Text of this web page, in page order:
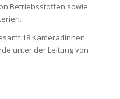
Betriebsstoffen sowie
18 Kameradinnen
unter der Leitung von